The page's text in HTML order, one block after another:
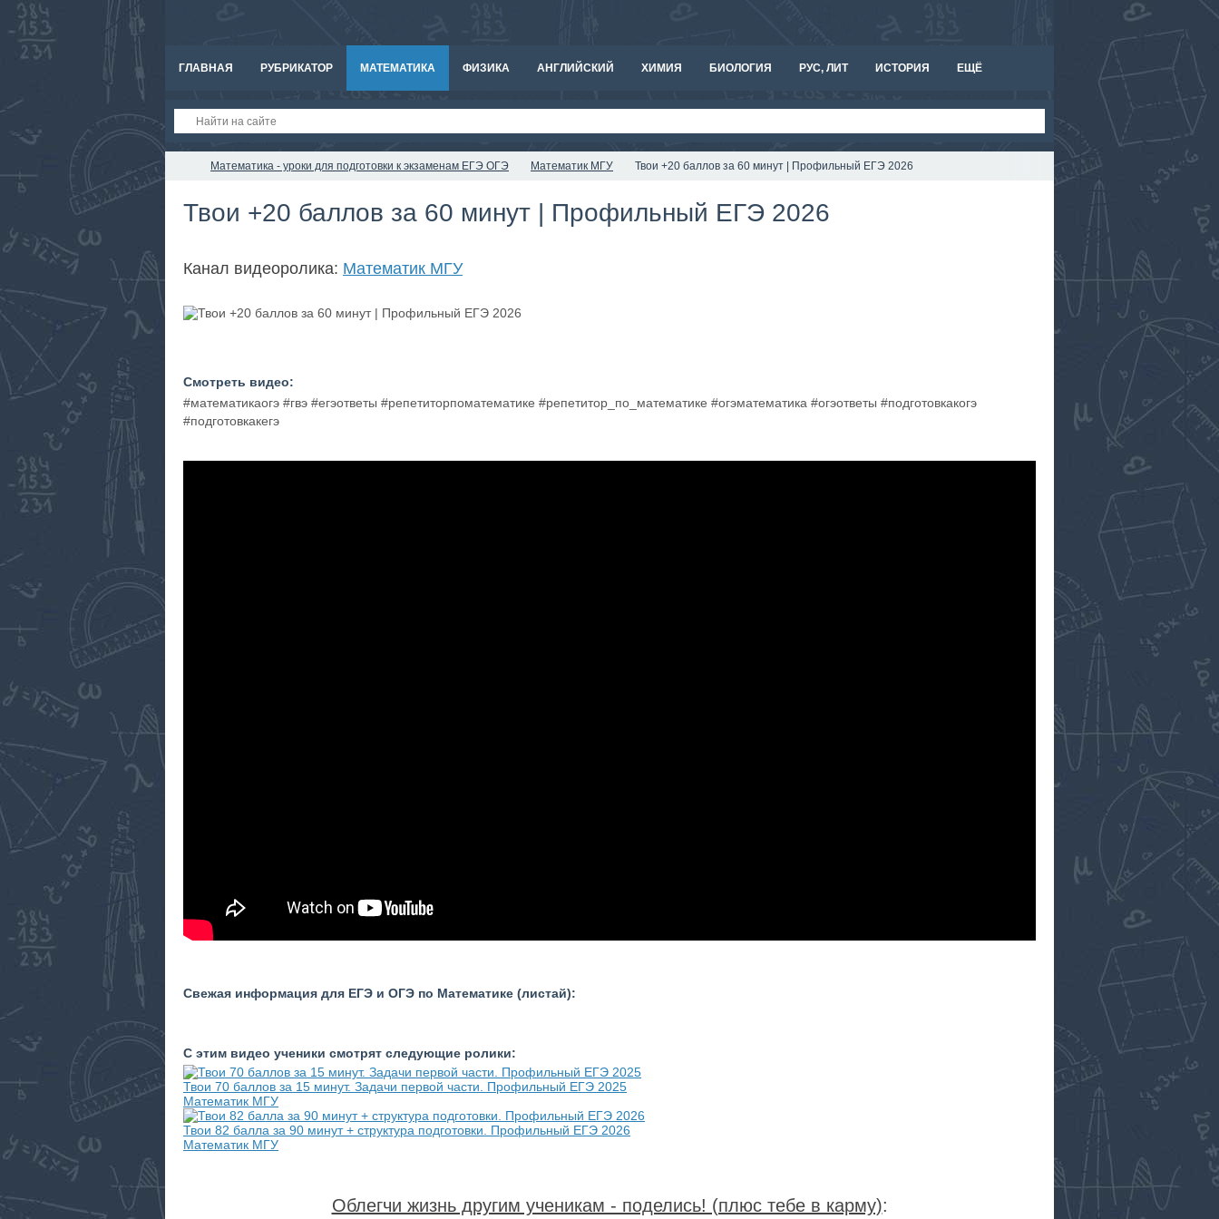
ГЛАВНАЯ РУБРИКАТОР МАТЕМАТИКА ФИЗИКА АНГЛИЙСКИЙ ХИМИЯ БИОЛОГИЯ РУС, ЛИТ ИСТОРИЯ ЕЩЁ
Математика - уроки для подготовки к экзаменам ЕГЭ ОГЭ Математик МГУ Твои +20 баллов за 60 минут | Профильный ЕГЭ 2026
Твои +20 баллов за 60 минут | Профильный ЕГЭ 2026
Канал видеоролика: Математик МГУ
Смотреть видео:
#математикаогэ #гвэ #егэответы #репетиторпоматематике #репетитор_по_математике #огэматематика #огэответы #подготовкакогэ
#подготовкакегэ
Свежая информация для ЕГЭ и ОГЭ по Математике (листай):
С этим видео ученики смотрят следующие ролики:
Твои 70 баллов за 15 минут. Задачи первой части. Профильный ЕГЭ 2025
Математик МГУ
Твои 82 балла за 90 минут + структура подготовки. Профильный ЕГЭ 2026
Математик МГУ
Облегчи жизнь другим ученикам - поделись! (плюс тебе в карму):